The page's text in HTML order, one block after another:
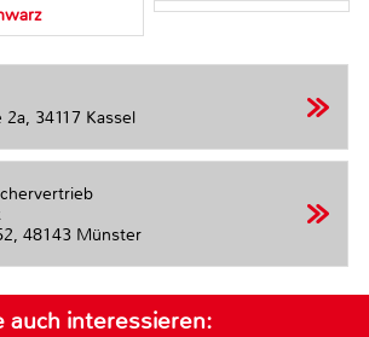
2a, 34117 Kassel
52, 48143 Münster
auch interessieren: